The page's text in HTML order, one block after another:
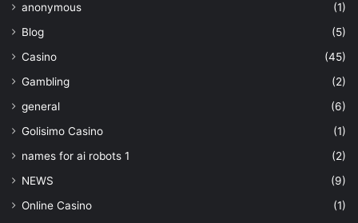
anonymous
(1)
Blog
(5)
Casino
(45)
Gambling
(2)
general
(6)
Golisimo Casino
(1)
names for ai robots 1
(2)
NEWS
(9)
Online Casino
(1)